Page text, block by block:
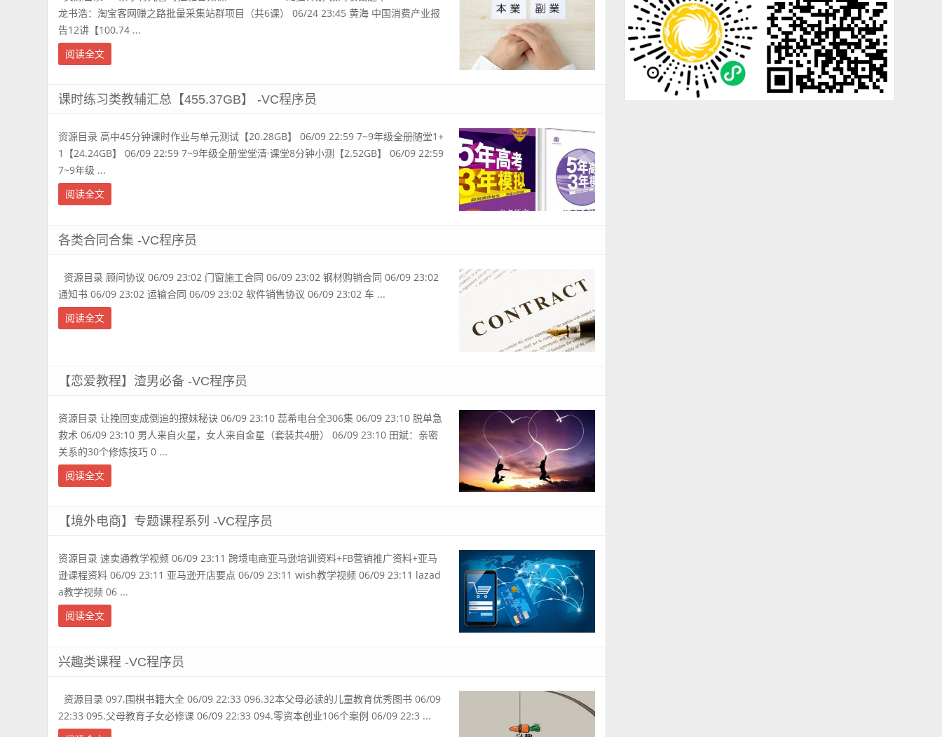
龙书浩：淘宝客网赚之路批量采集站群项目（共6课） 06/24 23:45 黄海 中国消费产业报
告12讲【100.74 ...
阅读全文
课时练习类教辅汇总【455.37GB】 -VC程序员
资源目录 高中45分钟课时作业与单元测试【20.28GB】 06/09 22:59 7~9年级全册随堂1+
1【24.24GB】 06/09 22:59 7~9年级全册堂堂清·课堂8分钟小测【2.52GB】 06/09 22:59
7~9年级 ...
阅读全文
各类合同合集 -VC程序员
资源目录 顾问协议 06/09 23:02 门窗施工合同 06/09 23:02 钢材购销合同 06/09 23:02
通知书 06/09 23:02 运输合同 06/09 23:02 软件销售协议 06/09 23:02 车 ...
阅读全文
【恋爱教程】渣男必备 -VC程序员
资源目录 让挽回变成倒追的撩妹秘诀 06/09 23:10 蕊希电台全306集 06/09 23:10 脱单急
救术 06/09 23:10 男人来自火星，女人来自金星（套装共4册） 06/09 23:10 田斌：亲密
关系的30个修炼技巧 0 ...
阅读全文
【境外电商】专题课程系列 -VC程序员
资源目录 速卖通教学视频 06/09 23:11 跨境电商亚马逊培训资料+FB营销推广资料+亚马
逊课程资料 06/09 23:11 亚马逊开店要点 06/09 23:11 wish教学视频 06/09 23:11 lazad
a教学视频 06 ...
阅读全文
兴趣类课程 -VC程序员
资源目录 097.围棋书籍大全 06/09 22:33 096.32本父母必读的儿童教育优秀图书 06/09
22:33 095.父母教育子女必修课 06/09 22:33 094.零资本创业106个案例 06/09 22:3 ...